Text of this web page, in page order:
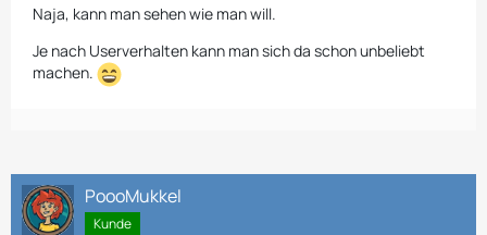
Naja, kann man sehen wie man will.
Je nach Userverhalten kann man sich da schon unbeliebt
machen.
PoooMukkel
Kunde